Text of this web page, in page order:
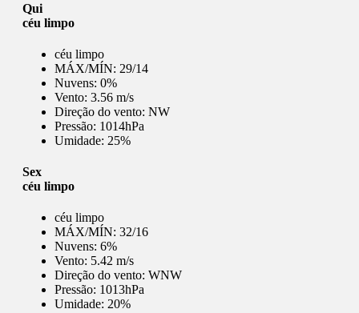
Qui
céu limpo
céu limpo
MÁX/MÍN: 29/14
Nuvens: 0%
Vento: 3.56 m/s
Direção do vento: NW
Pressão: 1014hPa
Umidade: 25%
Sex
céu limpo
céu limpo
MÁX/MÍN: 32/16
Nuvens: 6%
Vento: 5.42 m/s
Direção do vento: WNW
Pressão: 1013hPa
Umidade: 20%